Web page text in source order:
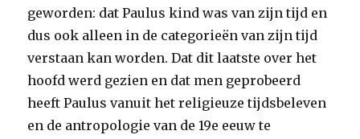
geworden: dat Paulus kind was van zijn tijd en
dus ook alleen in de categorieën van zijn tijd
verstaan kan worden. Dat dit laatste over het
hoofd werd gezien en dat men geprobeerd
heeft Paulus vanuit het religieuze tijdsbeleven
en de antropologie van de 19e eeuw te